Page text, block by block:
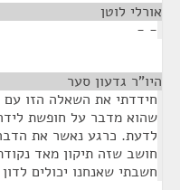
אורלי לוטן
- -
היו"ר גדעון סער
חידדתי את השאלה הזו עם
שהוא מדבר על חופשת
לדעת. כרגע נאשר את
חושב שזה תיקון מאד
חשבתי שאנחנו יכולים